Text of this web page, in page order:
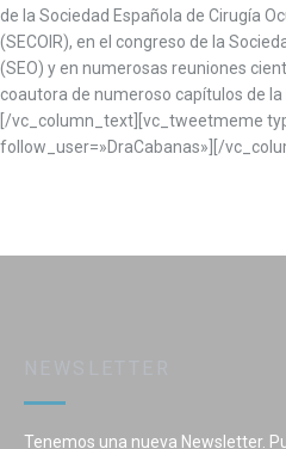
de la Sociedad Española de Cirugía
(SECOIR), en el congreso de la
(SEO) y en numerosas reuniones
coautora de numeroso capítulos de
[/vc_column_text][vc_tweetmeme
follow_user=»DraCabanas»][/
Tenemos una nueva Newsletter.